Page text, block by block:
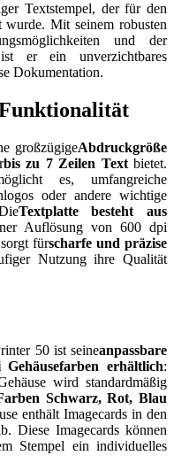
Textstempel, der für den
Mit seinem robusten
und der
ist er ein unverzichtbares
Dokumentation.
großzügigeAbdruckgröße
bis zu 7 Zeilen Textbietet.
es, umfangreiche
oder andere wichtige
Textplatte besteht aus
Auflösung von 600 dpi
fürscharfe und präzise
Nutzung ihre Qualität
50 ist seineanpassbare
erhältlich:
wird standardmäßig
Schwarz, Rot, Blau
enthält Imagecards in den
Diese Imagecards können
Stempel ein individuelles